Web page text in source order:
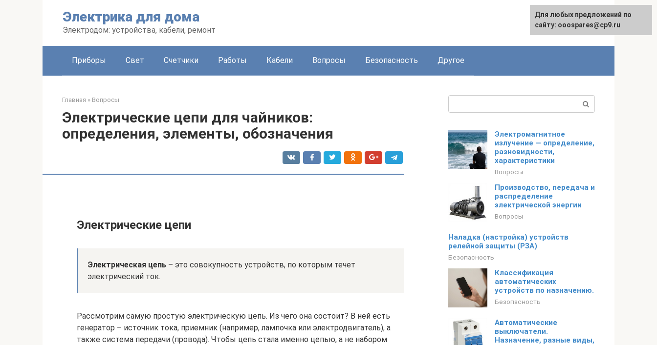
Электрика для дома
Электродом: устройства, кабели, ремонт
English
Приборы Свет Счетчики Работы Кабели Вопросы Безопасность Другое
Главная » Вопросы
Электрические цепи для чайников:
определения, элементы, обозначения
Электрические цепи
Электрическая цепь – это совокупность устройств, по которым течет
электрический ток.
Рассмотрим самую простую электрическую цепь. Из чего она состоит? В ней есть
генератор – источник тока, приемник (например, лампочка или электродвигатель), а
также система передачи (провода). Чтобы цепь стала именно цепью, а не набором
Электромагнитное
излучение — определение,
разновидности,
характеристики
Вопросы
Производство, передача и
распределение
электрической энергии
Вопросы
Наладка (настройка) устройств
релейной защиты (РЗА)
Безопасность
Классификация
автоматических
устройств по назначению.
Безопасность
Автоматические
выключатели.
Назначение, разные виды,
Для любых предложений по
сайту: ooospares@cp9.ru